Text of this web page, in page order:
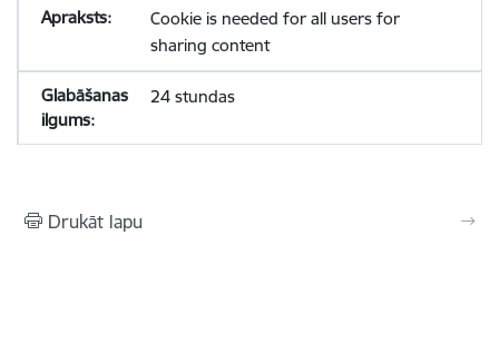
Cookie is needed for all users for
sharing content
24 stundas
Drukāt lapu